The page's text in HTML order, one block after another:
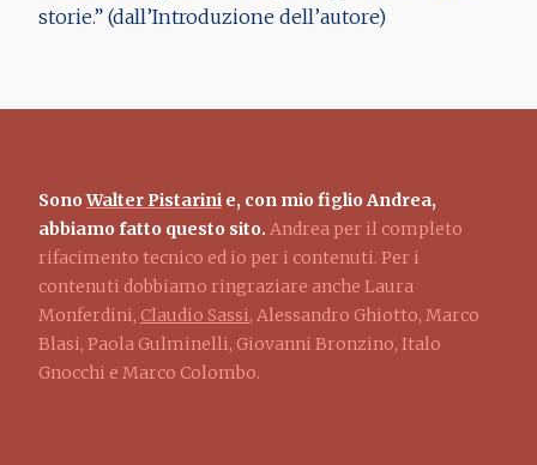
storie.” (dall’Introduzione dell’autore)
SonoWalter Pistarini e, con mio figlio Andrea,
abbiamo fatto questo sito. Andrea per il completo
rifacimento tecnico ed io per i contenuti. Per i
contenuti dobbiamo ringraziare anche Laura
Monferdini, Claudio Sassi, Alessandro Ghiotto, Marco
Blasi, Paola Gulminelli, Giovanni Bronzino, Italo
Gnocchi e Marco Colombo.